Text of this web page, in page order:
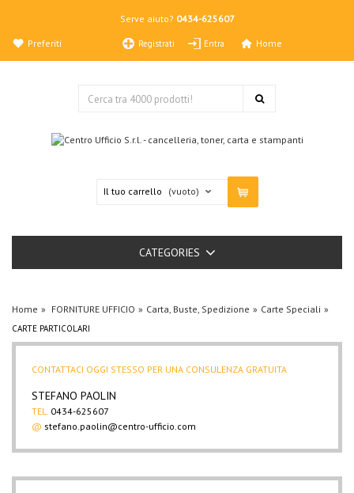
Serve aiuto? 0434-625607
Registrati Entra
Preferiti Home
Il tuo carrello (vuoto)
CATEGORIES
Home FORNITURE UFFICIO Carta, Buste, Spedizione Carte Speciali
CARTE PARTICOLARI
CONTATTACI OGGI STESSO PER UNA CONSULENZA GRATUITA
STEFANO PAOLIN
TEL.
0434-625607
@ stefano.paolin@centro-ufficio.com